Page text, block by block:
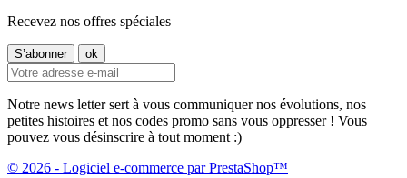
Recevez nos offres spéciales
Notre news letter sert à vous communiquer nos évolutions, nos
petites histoires et nos codes promo sans vous oppresser ! Vous
pouvez vous désinscrire à tout moment :)
© 2026 - Logiciel e-commerce par PrestaShop™